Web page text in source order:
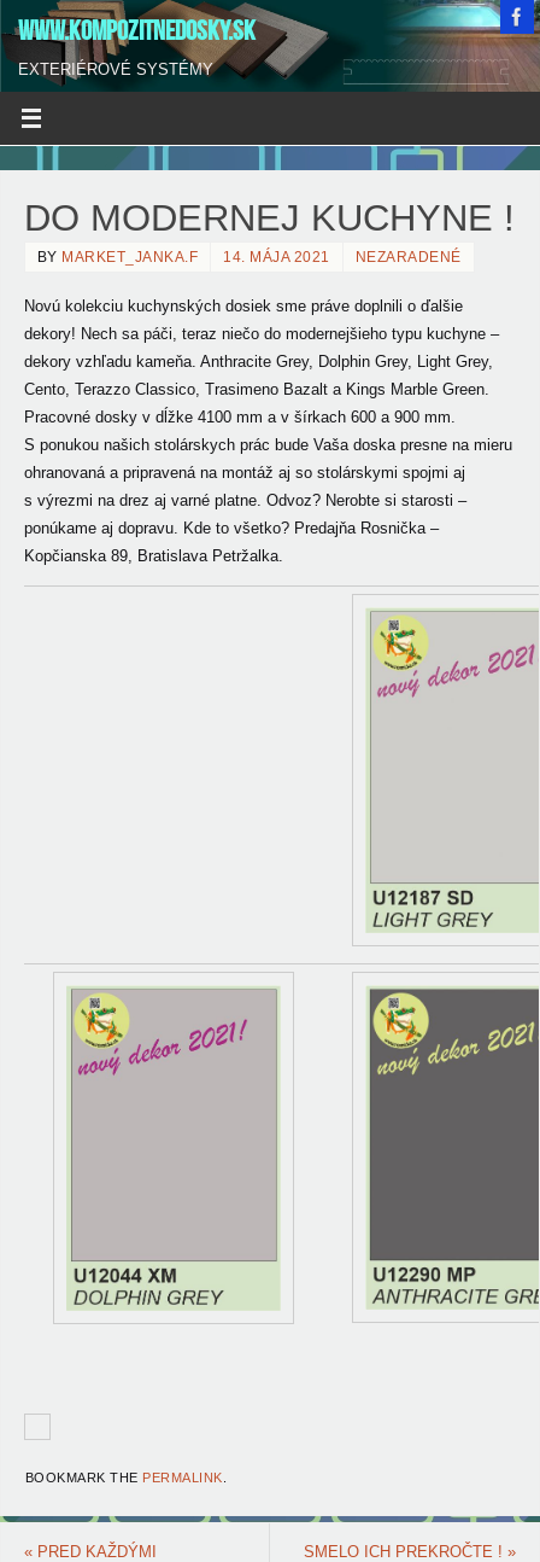
WWW.KOMPOZITNEDOSKY.SK
EXTERIÉROVÉ SYSTÉMY
DO MODERNEJ KUCHYNE !
BY MARKET_JANKA.F 14. MÁJA 2021 NEZARADENÉ
Novú kolekciu kuchynských dosiek sme práve doplnili o ďalšie
dekory! Nech sa páči, teraz niečo do modernejšieho typu kuchyne –
dekory vzhľadu kameňa. Anthracite Grey, Dolphin Grey, Light Grey,
Cento, Terazzo Classico, Trasimeno Bazalt a Kings Marble Green.
Pracovné dosky v dĺžke 4100 mm a v šírkach 600 a 900 mm.
S ponukou našich stolárskych prác bude Vaša doska presne na mieru
ohranovaná a pripravená na montáž aj so stolárskymi spojmi aj
s výrezmi na drez aj varné platne. Odvoz? Nerobte si starosti –
ponúkame aj dopravu. Kde to všetko? Predajňa Rosnička –
Kopčianska 89, Bratislava Petržalka.
BOOKMARK THE PERMALINK
«PRED KAŽDÝMI
SMELO ICH PREKROČTE !»